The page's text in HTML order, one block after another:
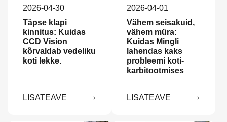
2026-04-30
Täpse klapi
kinnitus: Kuidas
CCD Vision
kõrvaldab vedeliku
koti lekke.
LISATEAVE 
2026-04-01
Vähem seisakuid,
vähem müra:
Kuidas Mingli
lahendas kaks
probleemi koti-
karbitootmises
LISATEAVE 